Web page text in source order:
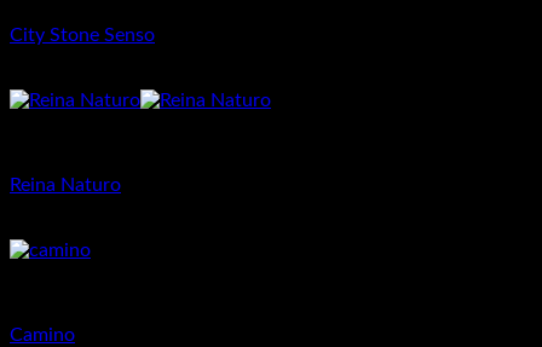
City Stone Senso
Reina Naturo
Camino